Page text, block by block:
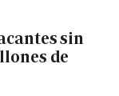
sin
de